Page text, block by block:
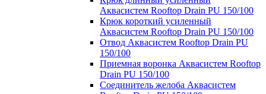
Аквасистем Rooftop Drain PU 150/100
Крюк короткий усиленный
Аквасистем Rooftop Drain PU 150/100
Отвод Аквасистем Rooftop Drain PU
150/100
Приемная воронка Аквасистем Rooftop
Drain PU 150/100
Соединитель желоба Аквасистем